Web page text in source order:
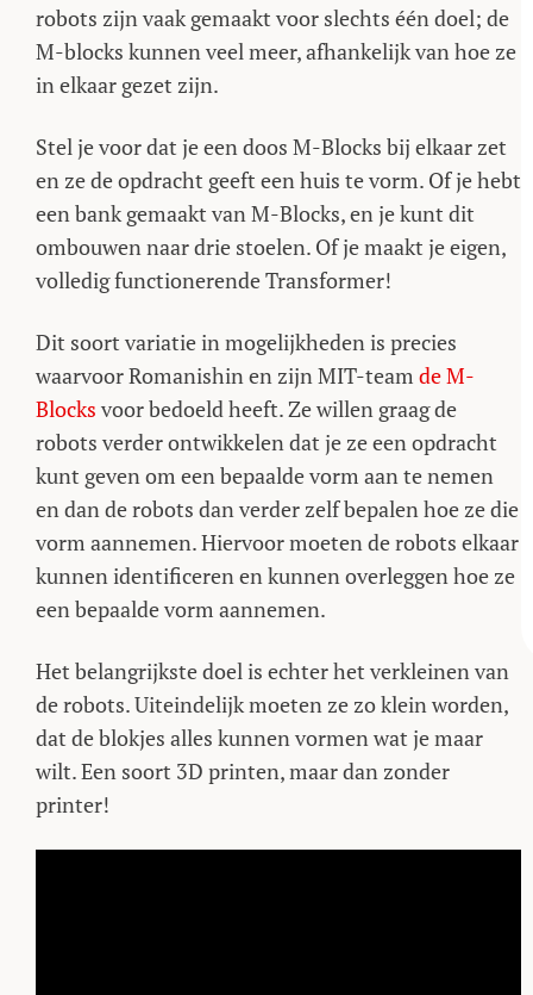
robots zijn vaak gemaakt voor slechts één doel; de
M-blocks kunnen veel meer, afhankelijk van hoe ze
in elkaar gezet zijn.
Stel je voor dat je een doos M-Blocks bij elkaar zet
en ze de opdracht geeft een huis te vorm. Of je hebt
een bank gemaakt van M-Blocks, en je kunt dit
ombouwen naar drie stoelen. Of je maakt je eigen,
volledig functionerende Transformer!
Dit soort variatie in mogelijkheden is precies
waarvoor Romanishin en zijn MIT-team de M-
Blocks voor bedoeld heeft. Ze willen graag de
robots verder ontwikkelen dat je ze een opdracht
kunt geven om een bepaalde vorm aan te nemen
en dan de robots dan verder zelf bepalen hoe ze die
vorm aannemen. Hiervoor moeten de robots elkaar
kunnen identificeren en kunnen overleggen hoe ze
een bepaalde vorm aannemen.
Het belangrijkste doel is echter het verkleinen van
de robots. Uiteindelijk moeten ze zo klein worden,
dat de blokjes alles kunnen vormen wat je maar
wilt. Een soort 3D printen, maar dan zonder
printer!